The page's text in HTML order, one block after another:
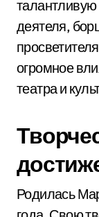
талантливую
деятеля,
огромное
театра и
Родилась